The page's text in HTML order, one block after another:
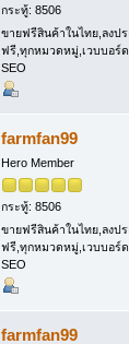
กระทู้: 8506
ขายฟรีสินค้าในไทย,ลงป
ฟรี,ทุกหมวดหมู่,เวบบอร์ด
SEO
farmfan99
Hero Member
กระทู้: 8506
ขายฟรีสินค้าในไทย,ลงป
ฟรี,ทุกหมวดหมู่,เวบบอร์ด
SEO
farmfan99